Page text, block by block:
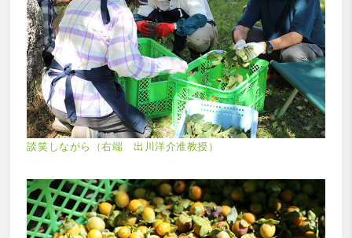
談笑しながら（右端 出川洋介准教授）